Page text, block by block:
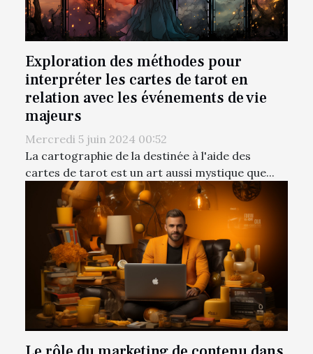
Exploration des méthodes pour
interpréter les cartes de tarot en
relation avec les événements de vie
majeurs
Mercredi 5 juin 2024 00:52
La cartographie de la destinée à l'aide des
cartes de tarot est un art aussi mystique que...